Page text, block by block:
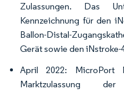
Zulassungen. Das
Kennzeichnung für den
Ballon-Distal-
Gerät sowie den iNstroke-
April 2022: MicroPort
Marktzulassung